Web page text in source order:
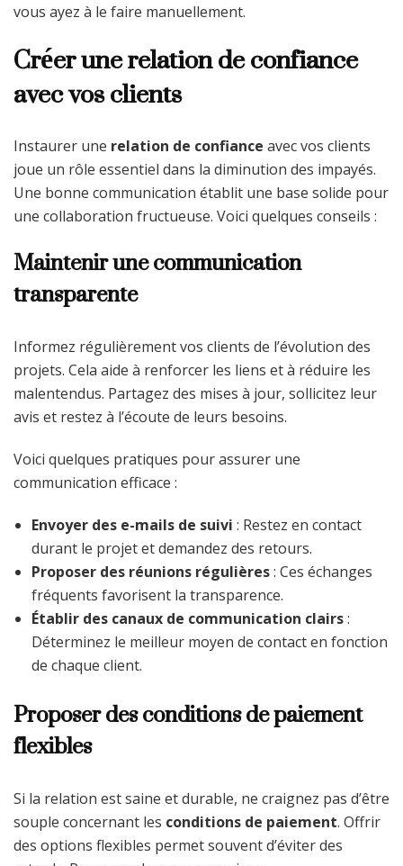
vous ayez à le faire manuellement.
Créer une relation de confiance
avec vos clients
Instaurer une relation de confiance avec vos clients
joue un rôle essentiel dans la diminution des impayés.
Une bonne communication établit une base solide pour
une collaboration fructueuse. Voici quelques conseils :
Maintenir une communication
transparente
Informez régulièrement vos clients de l’évolution des
projets. Cela aide à renforcer les liens et à réduire les
malentendus. Partagez des mises à jour, sollicitez leur
avis et restez à l’écoute de leurs besoins.
Voici quelques pratiques pour assurer une
communication efficace :
Envoyer des e-mails de suivi : Restez en contact
durant le projet et demandez des retours.
Proposer des réunions régulières: Ces échanges
fréquents favorisent la transparence.
Établir des canaux de communication clairs:
Déterminez le meilleur moyen de contact en fonction
de chaque client.
Proposer des conditions de paiement
flexibles
Si la relation est saine et durable, ne craignez pas d’être
souple concernant les conditions de paiement. Offrir
des options flexibles permet souvent d’éviter des